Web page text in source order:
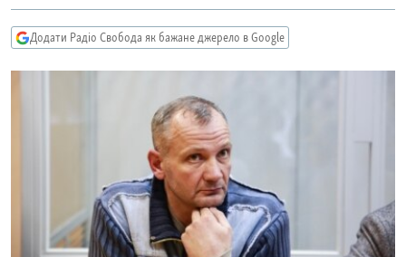
Перейти
до
КУЛЬТУРА
КРИМ.РЕАЛІЇ
МУЛЬТИМЕДІА
СПЕЦПРОЄКТИ
Додати Радіо Свобода як бажане джерело в Google